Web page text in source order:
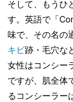
そして、もうひ
す。英語で「
味で、その名の
キビ跡・毛穴な
女性はコンシー
ですが、肌全体
るコンシーラー